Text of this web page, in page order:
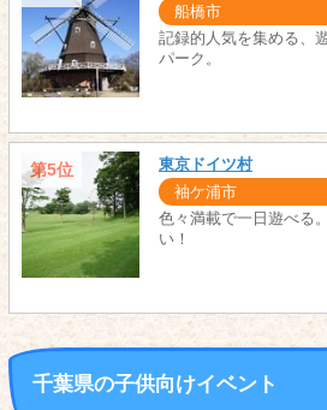
船橋市
記録的人気を集める、
パーク。
第5位 東京ドイツ村
袖ケ浦市
色々満載で一日遊べる
い！
千葉県の子供向けイベント